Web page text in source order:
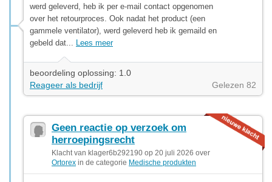
werd geleverd, heb ik per e-mail contact opgenomen
over het retourproces. Ook nadat het product (een
gammele ventilator), werd geleverd heb ik gemaild en
gebeld dat... Lees meer
beoordeling oplossing: 1.0
Reageer als bedrijf
Gelezen 82
Geen reactie op verzoek om
herroepingsrecht
Klacht van klager6b292190 op 20 juli 2026 over
Ortorex in de categorie Medische produkten